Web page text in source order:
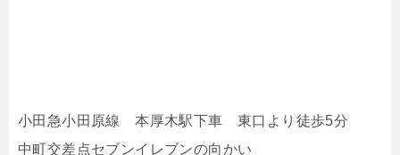
小田急小田原線 本厚木駅下車 東口より徒歩5分
中町交差点セブンイレブンの向かい